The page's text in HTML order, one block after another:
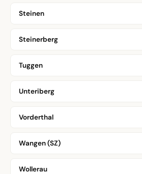
Steinen
Steinerberg
Tuggen
Unteriberg
Vorderthal
Wangen (SZ)
Wollerau